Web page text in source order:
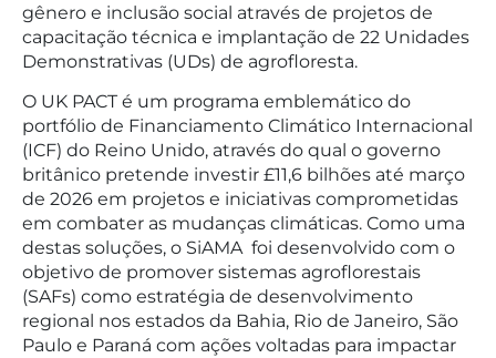
gênero e inclusão social através de projetos de
capacitação técnica e implantação de 22 Unidades
Demonstrativas (UDs) de agrofloresta.
O UK PACT é um programa emblemático do
portfólio de Financiamento Climático Internacional
(ICF) do Reino Unido, através do qual o governo
britânico pretende investir £11,6 bilhões até março
de 2026 em projetos e iniciativas comprometidas
em combater as mudanças climáticas. Como uma
destas soluções, o SiAMA foi desenvolvido com o
objetivo de promover sistemas agroflorestais
(SAFs) como estratégia de desenvolvimento
regional nos estados da Bahia, Rio de Janeiro, São
Paulo e Paraná com ações voltadas para impactar